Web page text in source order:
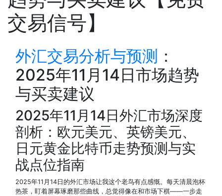
交易信号】
外汇交易分析与预测 ：
2025年11月14日市场趋势
与买卖建议
2025年11月14日外汇市场深度
剖析：欧元美元、英镑美元、
日元黄金比特币走势预测与实
战点位指南
2025年11月14日的外汇市场让我这个老鸟有点感慨。每天清晨泡杯
热茶，盯着屏幕琢磨那些曲线，总觉得像在和市场下棋——一步走